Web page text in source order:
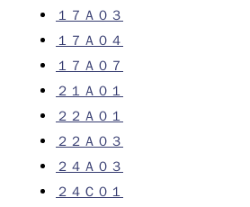
１７Ａ０３
１７Ａ０４
１７Ａ０７
２１Ａ０１
２２Ａ０１
２２Ａ０３
２４Ａ０３
２４Ｃ０１